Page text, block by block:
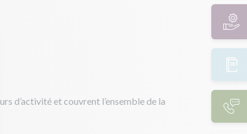
vos Options
d’activité et couvrent l’ensemble de la